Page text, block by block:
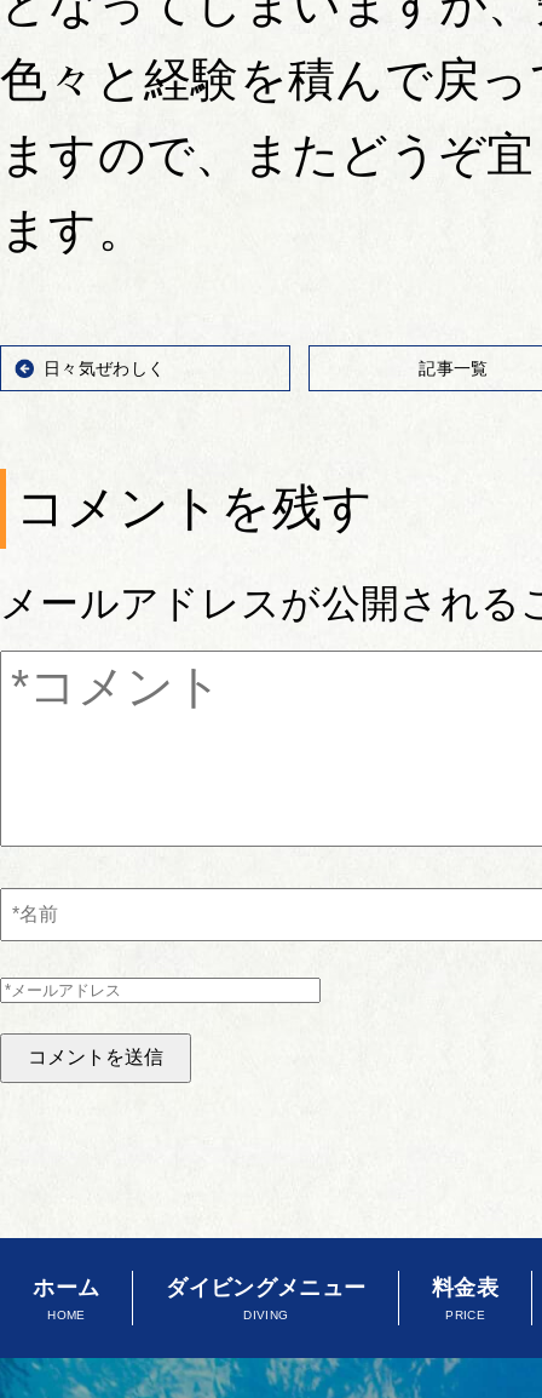
色々と経験を積んで戻
ますので、またどうぞ
ます。
日々気ぜわしく 記事一覧
コメントを残す
メールアドレスが公開される
ホーム
HOME
ダイビングメニュー
DIVING
料金表
PRICE